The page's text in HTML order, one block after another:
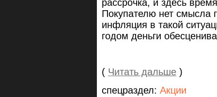
рассрочка, и здесь
Покупателю нет смысла
инфляция в такой
годом деньги
( Читать дальше )
спецраздел: Акции